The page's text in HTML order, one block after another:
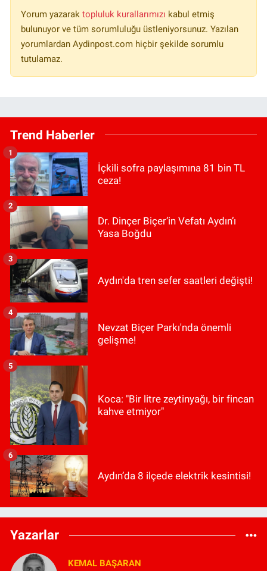
Yorum yazarak topluluk kurallarımızı kabul etmiş
bulunuyor ve tüm sorumluluğu üstleniyorsunuz. Yazılan
yorumlardan Aydinpost.com hiçbir şekilde sorumlu
tutulamaz.
Trend Haberler
İçkili sofra paylaşımına 81 bin TL
ceza!
1
Dr. Dinçer Biçer’in Vefatı Aydın’ı
Yasa Boğdu
2
Aydın'da tren sefer saatleri değişti!
3
Nevzat Biçer Parkı'nda önemli
gelişme!
4
Koca: "Bir litre zeytinyağı, bir fincan
kahve etmiyor"
5
Aydın’da 8 ilçede elektrik kesintisi!
6
Yazarlar
KEMAL BAŞARAN